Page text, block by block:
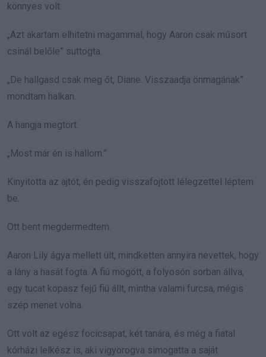
könnyes volt.
„Azt akartam elhitetni magammal, hogy Aaron csak műsort
csinál belőle” suttogta.
„De hallgasd csak meg őt, Diane. Visszaadja önmagának”
mondtam halkan.
A hangja megtört.
„Most már én is hallom.”
Kinyitotta az ajtót, én pedig visszafojtott lélegzettel léptem
be.
Ott bent megdermedtem.
Aaron Lily ágya mellett ült, mindketten annyira nevettek, hogy
a lány a hasát fogta. A fiú mögött, a folyosón sorban állva,
egy tucat kopasz fejű fiú állt, mintha valami furcsa, mégis
szép menet volna.
Ott volt az egész focicsapat, két tanára, és még a fiatal
kórházi lelkész is, aki vigyorogva simogatta a saját